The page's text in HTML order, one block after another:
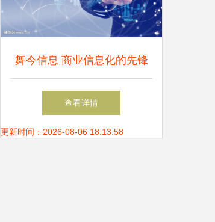
舞今信息 商业信息化的先锋
与未来引领者
查看详情
更新时间：2026-08-06 18:13:58